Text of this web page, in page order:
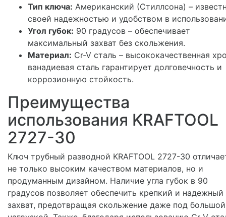
Тип ключа: Американский (Стиллсона) –
своей надежностью и удобством в
Угол губок: 90 градусов – обеспечивает
максимальный захват без скольжения.
Материал: Cr-V сталь – высококачественная
ванадиевая сталь гарантирует долговечность и
коррозионную стойкость.
Преимущества
использования KRAFTOOL
2727-30
Ключ трубный разводной KRAFTOOL 2727-30
не только высоким качеством материалов, но и
продуманным дизайном. Наличие угла губок в 90
градусов позволяет обеспечить крепкий и надежный
захват, предотвращая скольжение даже под большой